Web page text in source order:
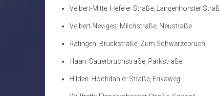
Velbert-Mitte: Hefeler Straße, Langenhorster
Velbert-Neviges: Milchstraße, Neustraße
Ratingen: Brückstraße, Zum Schwarzebruch
Haan: Sauerbruchstraße, Parkstraße
Hilden: Hochdahler Straße, Erikaweg